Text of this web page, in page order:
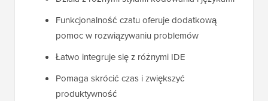
Funkcjonalność czatu oferuje dodatkową
pomoc w rozwiązywaniu problemów
Łatwo integruje się z różnymi IDE
Pomaga skrócić czas i zwiększyć
produktywność